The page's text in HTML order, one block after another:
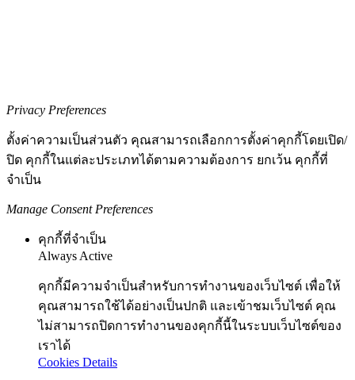
Privacy Preferences
ตั้งค่าความเป็นส่วนตัว คุณสามารถเลือกการตั้งค่าคุกกี้โดยเปิด/
ปิด คุกกี้ในแต่ละประเภทได้ตามความต้องการ ยกเว้น คุกกี้ที่
จำเป็น
Manage Consent Preferences
คุกกี้ที่จำเป็น
Always Active
คุกกี้มีความจำเป็นสำหรับการทำงานของเว็บไซต์ เพื่อให้
คุณสามารถใช้ได้อย่างเป็นปกติ และเข้าชมเว็บไซต์ คุณ
ไม่สามารถปิดการทำงานของคุกกี้นี้ในระบบเว็บไซต์ของ
เราได้
Cookies Details